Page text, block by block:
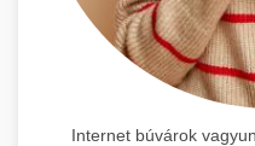
Internet búvárok